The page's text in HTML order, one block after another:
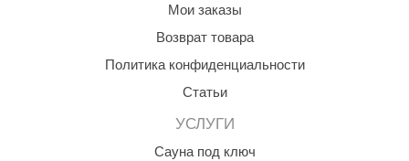
Мои заказы
Возврат товара
Политика конфиденциальности
Статьи
УСЛУГИ
Сауна под ключ